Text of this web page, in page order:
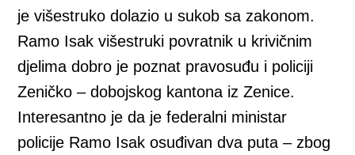
je višestruko dolazio u sukob sa zakonom.
Ramo Isak višestruki povratnik u krivičnim
djelima dobro je poznat pravosuđu i policiji
Zeničko – dobojskog kantona iz Zenice.
Interesantno je da je federalni ministar
policije Ramo Isak osuđivan dva puta – zbog